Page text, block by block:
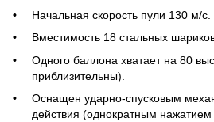
Начальная скорость пули 130 м/с.
Вместимость 18 стальных
Одного баллона хватает на 80
приблизительны).
Оснащен ударно-спусковым
действия (однократным нажатием